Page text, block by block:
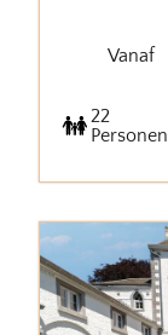
Vanaf
22
Personen